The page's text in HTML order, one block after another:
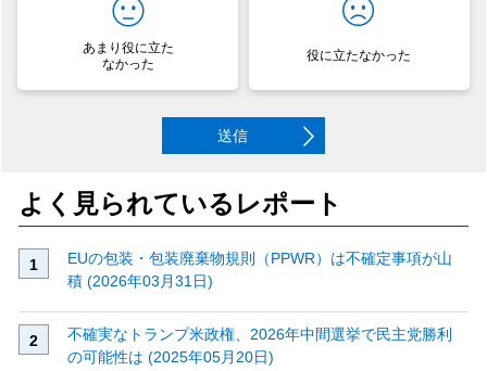
あまり役に立た
なかった
役に立たなかった
送信
よく見られているレポート
EUの包装・包装廃棄物規則（PPWR）は不確定事項が山
積 (2026年03月31日)
不確実なトランプ米政権、2026年中間選挙で民主党勝利
の可能性は (2025年05月20日)